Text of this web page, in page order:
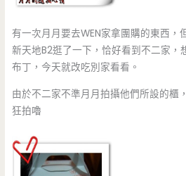
有一次月月要去WEN家拿團購的東西，
新天地B2逛了一下，恰好看到不二家，
布丁，今天就改吃別家看看。
由於不二家不準月月拍攝他們所設的櫃
狂拍嚕